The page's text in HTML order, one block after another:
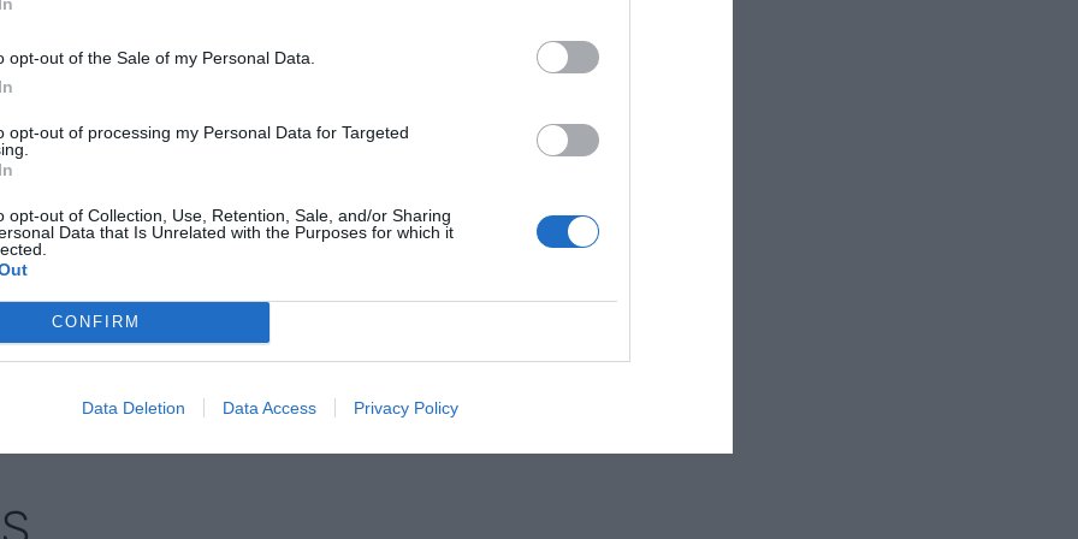
opt-out of the Sale of my Personal Data.
opt-out of processing my Personal Data for Targeted
opt-out of Collection, Use, Retention, Sale, and/or Sharing
Data that Is Unrelated with the Purposes for which it
CONFIRM
Data Deletion Data Access Privacy Policy
pueda llegar a las pymes de nuestro
Plans una àrea empresarial más sostenible".
muy positiva, según indica la asociación a
motiva para salir adelante y buscar la máxima
con el apoyo de los seis municipios de la
la Pobla de Claramunt, Santa Margarida
preferida de Google de
de actualidad